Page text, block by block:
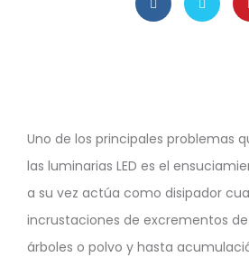
Uno de los principales problemas
las luminarias LED es el
a su vez actúa como disipador
incrustaciones de excrementos
árboles o polvo y hasta